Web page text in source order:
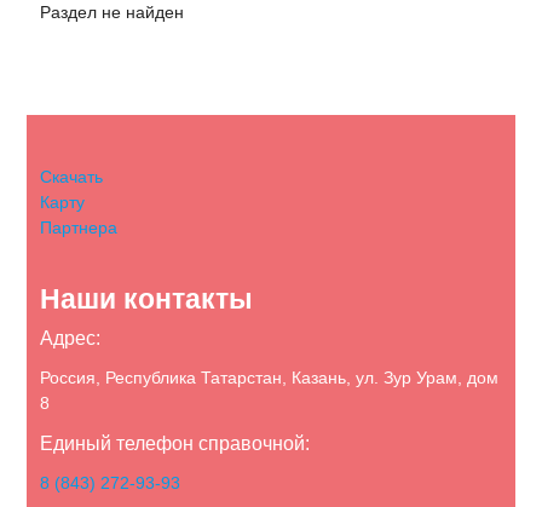
Раздел не найден
Скачать
Карту
Партнера
Наши контакты
Адрес:
Россия, Республика Татарстан, Казань, ул. Зур Урам, дом
8
Единый телефон справочной:
8 (843) 272-93-93